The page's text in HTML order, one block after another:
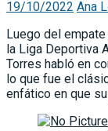
Luego del
Torres habló en
lo que fue el
enfático en que
Rojas: “No